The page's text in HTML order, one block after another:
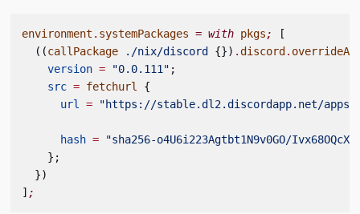
environment . systemPackages = with pkgs;
[
  ((
callPackage ./nix/discord {}) .discord .
    version
= "0.0.111" ;
    src
= fetchurl
{
      url
= "https://stable.dl2.discordapp.net/apps/
      hash
= "sha256-o4U6i223Agtbt1N9v0GO/Ivx68OQcX/
    };
  })
] ;